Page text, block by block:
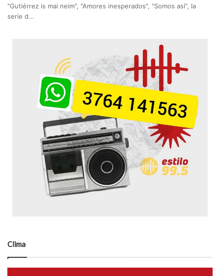
"Gutiérrez is mai neim", "Amores inesperados", "Somos así", la
serie d...
Clima